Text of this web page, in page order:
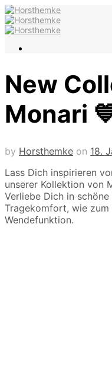
New
Monari
by Horsthemke on 18.
Lass Dich inspirieren
unserer Kollektion von
Verliebe Dich in
Tragekomfort, wie
Wendefunktion.